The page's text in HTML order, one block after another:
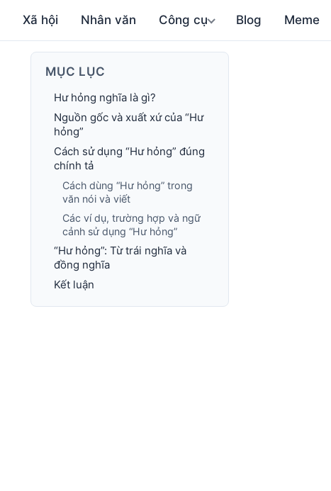
Xã hội Nhân văn Công cụ Blog Meme
MỤC LỤC
Hư hỏng nghĩa là gì?
Nguồn gốc và xuất xứ của “Hư
hỏng”
Cách sử dụng “Hư hỏng” đúng
chính tả
Cách dùng “Hư hỏng” trong
văn nói và viết
Các ví dụ, trường hợp và ngữ
cảnh sử dụng “Hư hỏng”
“Hư hỏng”: Từ trái nghĩa và
đồng nghĩa
Kết luận